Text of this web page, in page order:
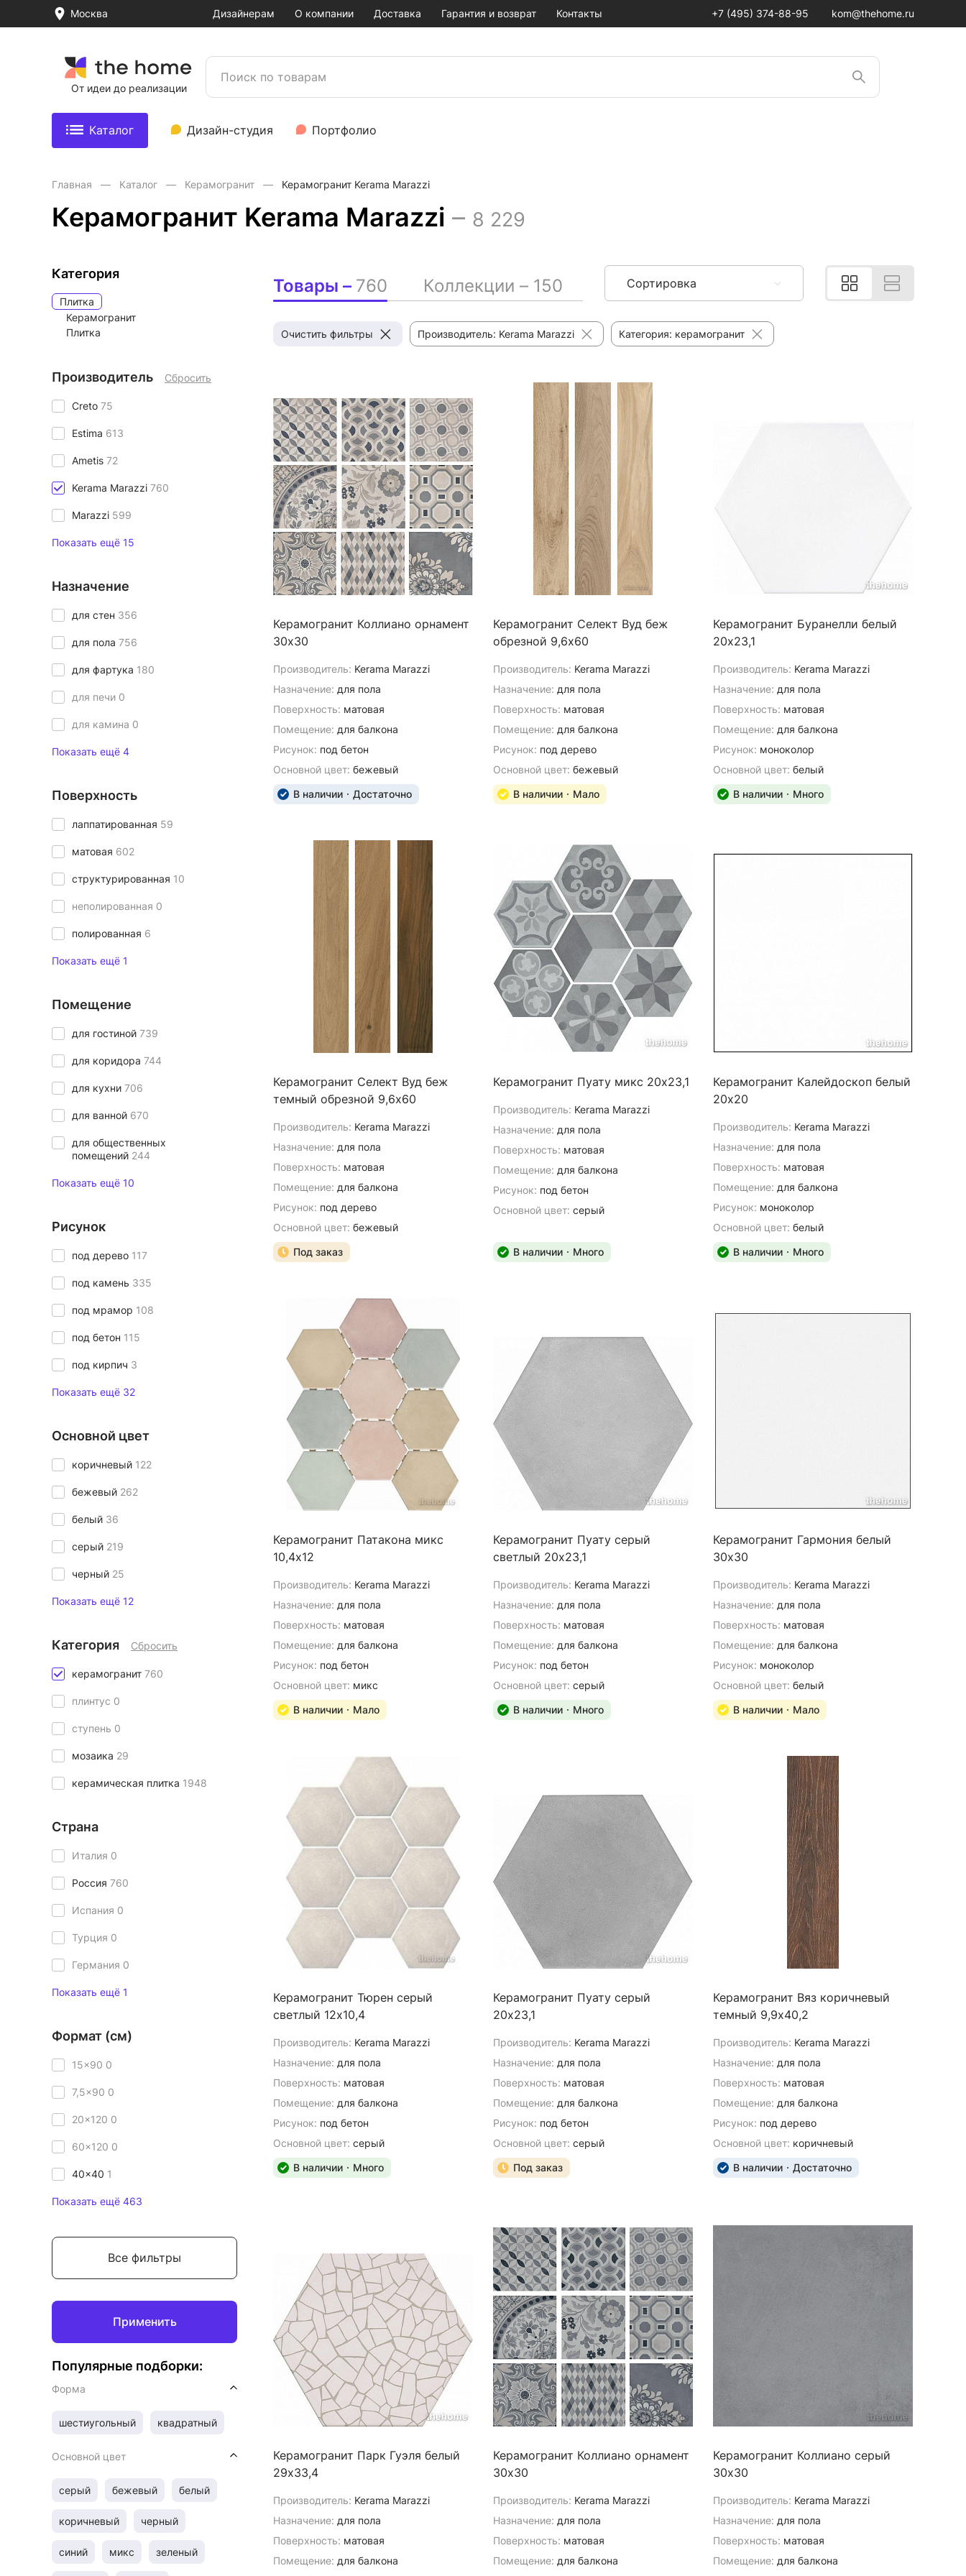
Москва Дизайнерам О компании Доставка Гарантия и возврат Контакты +7 (495) 374-88-95 kom@thehome.ru
От идеи до реализации
Каталог Дизайн-студия Портфолио
Главная Каталог Керамогранит Керамогранит Kerama Marazzi
Керамогранит Kerama Marazzi – 8 229
Категория
Плитка
Керамогранит
Плитка
Производитель Сбросить
Creto 75
Estima 613
Ametis 72
Kerama Marazzi 760
Marazzi 599
Показать ещё 15
Назначение
для стен 356
для пола 756
для фартука 180
для печи 0
для камина 0
Показать ещё 4
Поверхность
лаппатированная 59
матовая 602
структурированная 10
неполированная 0
полированная 6
Показать ещё 1
Помещение
для гостиной 739
для коридора 744
для кухни 706
для ванной 670
для общественных
помещений 244
Показать ещё 10
Рисунок
под дерево 117
под камень 335
под мрамор 108
под бетон 115
под кирпич 3
Показать ещё 32
Основной цвет
коричневый 122
бежевый 262
белый 36
серый 219
черный 25
Показать ещё 12
Категория Сбросить
керамогранит 760
плинтус 0
ступень 0
мозаика 29
керамическая плитка 1948
Страна
Италия 0
Россия 760
Испания 0
Турция 0
Германия 0
Показать ещё 1
Формат (см)
15x90 0
7,5x90 0
20x120 0
60x120 0
40x40 1
Показать ещё 463
Все фильтры
Применить
Популярные подборки:
Форма
шестиугольный квадратный
Основной цвет
серый бежевый белый
коричневый черный
синий микс зеленый
Товары – 760 Коллекции – 150 Сортировка
Очистить фильтры Производитель: Kerama Marazzi Категория: керамогранит
Керамогранит Коллиано орнамент
30х30
Производитель: Kerama Marazzi
Назначение: для пола
Поверхность: матовая
Помещение: для балкона
Рисунок: под бетон
Основной цвет: бежевый
В наличии
Достаточно
Керамогранит Селект Вуд беж
обрезной 9,6х60
Производитель: Kerama Marazzi
Назначение: для пола
Поверхность: матовая
Помещение: для балкона
Рисунок: под дерево
Основной цвет: бежевый
В наличии
Мало
Керамогранит Буранелли белый
20х23,1
Производитель: Kerama Marazzi
Назначение: для пола
Поверхность: матовая
Помещение: для балкона
Рисунок: моноколор
Основной цвет: белый
В наличии
Много
Керамогранит Селект Вуд беж
темный обрезной 9,6х60
Производитель: Kerama Marazzi
Назначение: для пола
Поверхность: матовая
Помещение: для балкона
Рисунок: под дерево
Основной цвет: бежевый
Под заказ
Керамогранит Пуату микс 20х23,1
Производитель: Kerama Marazzi
Назначение: для пола
Поверхность: матовая
Помещение: для балкона
Рисунок: под бетон
Основной цвет: серый
В наличии Много
Керамогранит Калейдоскоп белый
20х20
Производитель: Kerama Marazzi
Назначение: для пола
Поверхность: матовая
Помещение: для балкона
Рисунок: моноколор
Основной цвет: белый
В наличии
Много
Керамогранит Патакона микс
10,4х12
Производитель: Kerama Marazzi
Назначение: для пола
Поверхность: матовая
Помещение: для балкона
Рисунок: под бетон
Основной цвет: микс
В наличии
Мало
Керамогранит Пуату серый
светлый 20х23,1
Производитель: Kerama Marazzi
Назначение: для пола
Поверхность: матовая
Помещение: для балкона
Рисунок: под бетон
Основной цвет: серый
В наличии
Много
Керамогранит Гармония белый
30х30
Производитель: Kerama Marazzi
Назначение: для пола
Поверхность: матовая
Помещение: для балкона
Рисунок: моноколор
Основной цвет: белый
В наличии
Мало
Керамогранит Тюрен серый
светлый 12х10,4
Производитель: Kerama Marazzi
Назначение: для пола
Поверхность: матовая
Помещение: для балкона
Рисунок: под бетон
Основной цвет: серый
В наличии
Много
Керамогранит Пуату серый
20х23,1
Производитель: Kerama Marazzi
Назначение: для пола
Поверхность: матовая
Помещение: для балкона
Рисунок: под бетон
Основной цвет: серый
Под заказ
Керамогранит Вяз коричневый
темный 9,9х40,2
Производитель: Kerama Marazzi
Назначение: для пола
Поверхность: матовая
Помещение: для балкона
Рисунок: под дерево
Основной цвет: коричневый
В наличии
Достаточно
Керамогранит Парк Гуэля белый
29х33,4
Производитель: Kerama Marazzi
Назначение: для пола
Поверхность: матовая
Помещение: для балкона
Керамогранит Коллиано орнамент
30х30
Производитель: Kerama Marazzi
Назначение: для пола
Поверхность: матовая
Помещение: для балкона
Керамогранит Коллиано серый
30х30
Производитель: Kerama Marazzi
Назначение: для пола
Поверхность: матовая
Помещение: для балкона